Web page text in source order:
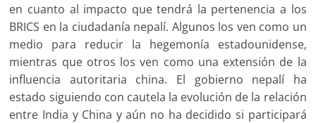
en cuanto al impacto que tendrá la pertenencia a los
BRICS en la ciudadanía nepalí. Algunos los ven como un
medio para reducir la hegemonía estadounidense,
mientras que otros los ven como una extensión de la
influencia autoritaria china. El gobierno nepalí ha
estado siguiendo con cautela la evolución de la relación
entre India y China y aún no ha decidido si participará